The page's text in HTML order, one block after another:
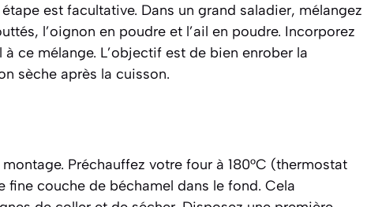
est facultative. Dans un grand saladier, mélangez
l’oignon en poudre et l’ail en poudre. Incorporez
ce mélange. L’objectif est de bien enrober la
sèche après la cuisson.
Préchauffez votre four à 180°C (thermostat
fine couche de béchamel dans le fond. Cela